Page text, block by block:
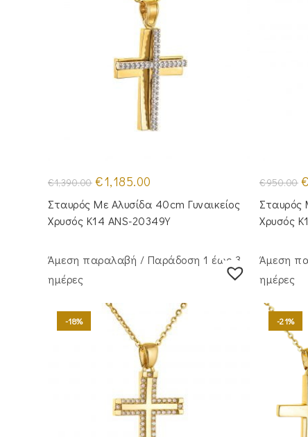
€1,390.00 Original
price
was:
€1,390.00.
€1,185.00
τιμή
είναι:
€1,185.00.
Σταυρός Mε Aλυσίδα 40cm Γυναικείος
Χρυσός Κ14 ANS-20349Y
€950.00 €
Σταυρός
Χρυσός
Άμεση παραλαβή / Παράδoση 1 έως 3
ημέρες
-18%
Άμεση
ημέρες
-21%